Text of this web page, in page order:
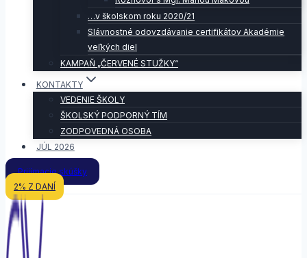
…v školskom roku 2020/21
Slávnostné odovzdávanie certifikátov Akadémie
veľkých diel
KAMPAŇ „ČERVENÉ STUŽKY“
KONTAKTY
VEDENIE ŠKOLY
ŠKOLSKÝ PODPORNÝ TÍM
ZODPOVEDNÁ OSOBA
JÚL 2026
Prijímacie skúšky
2% Z DANÍ